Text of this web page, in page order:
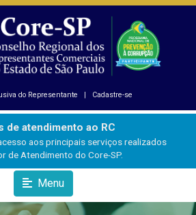
do Representante | Cadastre-se
de atendimento ao RC
aos principais serviços realizados
de Atendimento do Core-SP.
Menu